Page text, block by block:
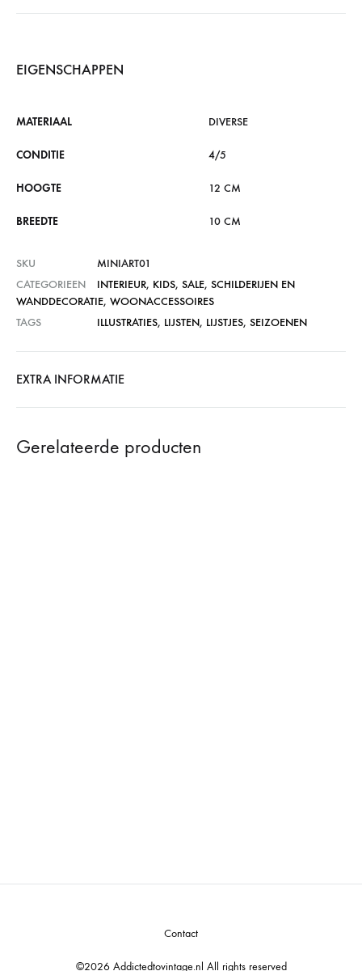
EIGENSCHAPPEN
MATERIAAL DIVERSE
CONDITIE 4/5
HOOGTE 12 CM
BREEDTE 10 CM
SKU
MINIART01
CATEGORIEEN
INTERIEUR, KIDS, SALE, SCHILDERIJEN EN
WANDDECORATIE, WOONACCESSOIRES
TAGS
ILLUSTRATIES, LIJSTEN, LIJSTJES, SEIZOENEN
EXTRA INFORMATIE
Gerelateerde producten
©2026 Addictedtovintage.nl All rights reserved
Contact